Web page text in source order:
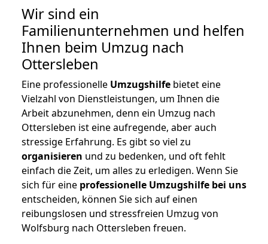
Wir sind ein
Familienunternehmen und helfen
Ihnen beim Umzug nach
Ottersleben
Eine professionelle Umzugshilfe bietet eine
Vielzahl von Dienstleistungen, um Ihnen die
Arbeit abzunehmen, denn ein Umzug nach
Ottersleben ist eine aufregende, aber auch
stressige Erfahrung. Es gibt so viel zu
organisieren und zu bedenken, und oft fehlt
einfach die Zeit, um alles zu erledigen. Wenn Sie
sich für eine professionelle Umzugshilfe bei uns
entscheiden, können Sie sich auf einen
reibungslosen und stressfreien Umzug von
Wolfsburg nach Ottersleben freuen.